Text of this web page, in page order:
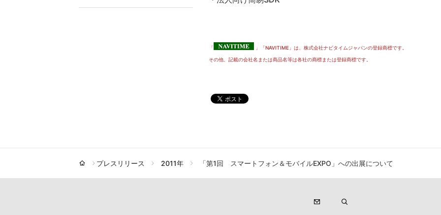
「
」「NAVITIME」は、株式会社ナビタイムジャパンの登録商標です。
その他、記載の会社名または商品名等は各社の商標または登録商標です。
プレスリリース 2011年 「第1回 スマートフォン＆モバイルEXPO」への出展について